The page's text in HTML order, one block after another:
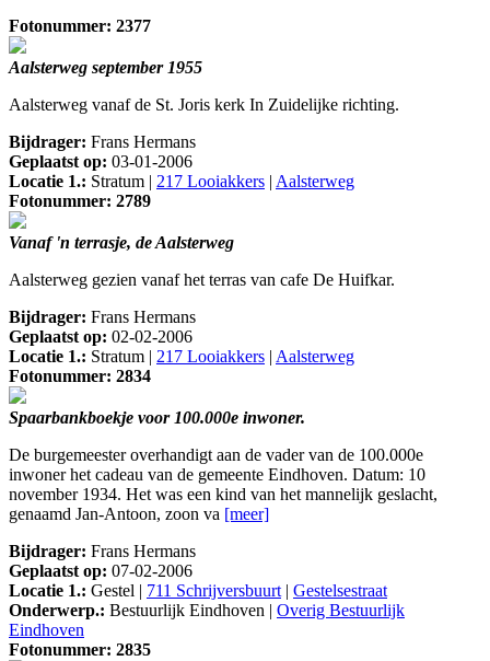
Fotonummer: 2377
Aalsterweg september 1955
Aalsterweg vanaf de St. Joris kerk In Zuidelijke richting.
Bijdrager: Frans Hermans
Geplaatst op: 03-01-2006
Locatie 1.: Stratum | 217 Looiakkers | Aalsterweg
Fotonummer: 2789
Vanaf 'n terrasje, de Aalsterweg
Aalsterweg gezien vanaf het terras van cafe De Huifkar.
Bijdrager: Frans Hermans
Geplaatst op: 02-02-2006
Locatie 1.: Stratum | 217 Looiakkers | Aalsterweg
Fotonummer: 2834
Spaarbankboekje voor 100.000e inwoner.
De burgemeester overhandigt aan de vader van de 100.000e
inwoner het cadeau van de gemeente Eindhoven. Datum: 10
november 1934. Het was een kind van het mannelijk geslacht,
genaamd Jan-Antoon, zoon va [meer]
Bijdrager: Frans Hermans
Geplaatst op: 07-02-2006
Locatie 1.: Gestel | 711 Schrijversbuurt | Gestelsestraat
Onderwerp.: Bestuurlijk Eindhoven | Overig Bestuurlijk
Eindhoven
Fotonummer: 2835